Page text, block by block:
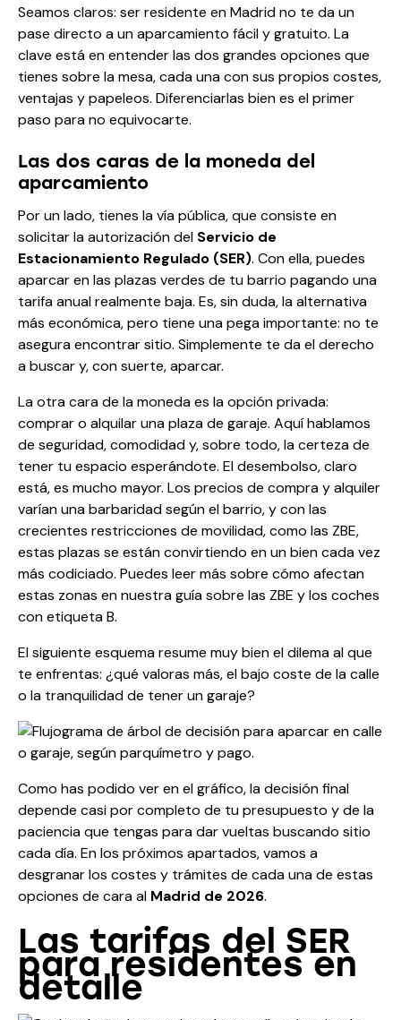
Seamos claros: ser residente en Madrid no te da un
pase directo a un aparcamiento fácil y gratuito. La
clave está en entender las dos grandes opciones que
tienes sobre la mesa, cada una con sus propios costes,
ventajas y papeleos. Diferenciarlas bien es el primer
paso para no equivocarte.
Las dos caras de la moneda del
aparcamiento
Por un lado, tienes la vía pública, que consiste en
solicitar la autorización del Servicio de
Estacionamiento Regulado (SER). Con ella, puedes
aparcar en las plazas verdes de tu barrio pagando una
tarifa anual realmente baja. Es, sin duda, la alternativa
más económica, pero tiene una pega importante: no te
asegura encontrar sitio. Simplemente te da el derecho
a buscar y, con suerte, aparcar.
La otra cara de la moneda es la opción privada:
comprar o alquilar una plaza de garaje. Aquí hablamos
de seguridad, comodidad y, sobre todo, la certeza de
tener tu espacio esperándote. El desembolso, claro
está, es mucho mayor. Los precios de compra y alquiler
varían una barbaridad según el barrio, y con las
crecientes restricciones de movilidad, como las ZBE,
estas plazas se están convirtiendo en un bien cada vez
más codiciado. Puedes leer más sobre cómo afectan
estas zonas en nuestra guía sobre las ZBE y los coches
con etiqueta B.
El siguiente esquema resume muy bien el dilema al que
te enfrentas: ¿qué valoras más, el bajo coste de la calle
o la tranquilidad de tener un garaje?
Como has podido ver en el gráfico, la decisión final
depende casi por completo de tu presupuesto y de la
paciencia que tengas para dar vueltas buscando sitio
cada día. En los próximos apartados, vamos a
desgranar los costes y trámites de cada una de estas
opciones de cara al Madrid de 2026.
Las tarifas del SER
para residentes en
detalle